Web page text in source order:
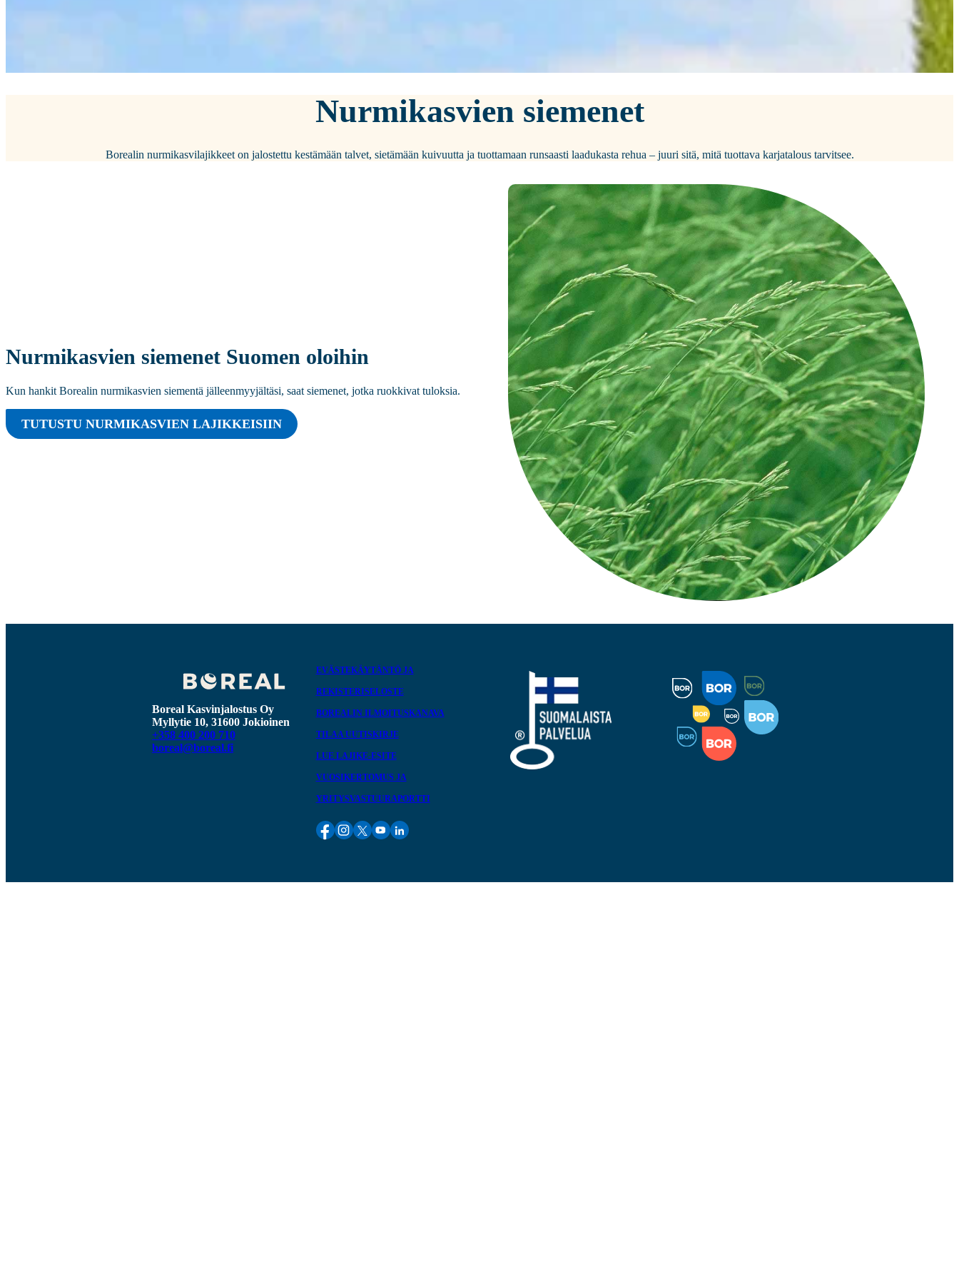
Nurmikasvien siemenet
Borealin nurmikasvilajikkeet on jalostettu kestämään talvet, sietämään kuivuutta ja tuottamaan runsaasti laadukasta rehua – juuri sitä, mitä tuottava karjatalous tarvitsee.
Nurmikasvien siemenet Suomen oloihin
Kun hankit Borealin nurmikasvien siementä jälleenmyyjältäsi, saat siemenet, jotka ruokkivat tuloksia.
TUTUSTU NURMIKASVIEN LAJIKKEISIIN
Boreal Kasvinjalostus Oy
Myllytie 10, 31600 Jokioinen
+358 400 200 710
boreal@boreal.fi
EVÄSTEKÄYTÄNTÖ JA
REKISTERISELOSTE
BOREALIN ILMOITUSKANAVA
TILAA UUTISKIRJE
LUE LAJIKE-ESITE
VUOSIKERTOMUS JA
YRITYSVASTUURAPORTTI